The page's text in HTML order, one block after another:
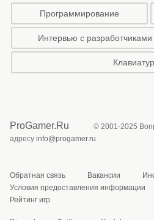
Программирование
Интервью с разработчиками
ProGamer.Ru
© 2001-2025
адресу info@progamer.ru
Обратная связь Вакансии
Условия предоставления информации
Рейтинг игр